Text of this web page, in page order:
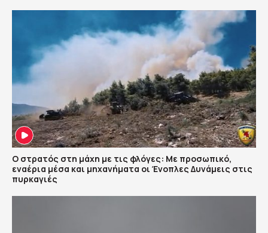
Ο στρατός στη μάχη με τις φλόγες: Με προσωπικό,
εναέρια μέσα και μηχανήματα οι Ένοπλες Δυνάμεις στις
πυρκαγιές